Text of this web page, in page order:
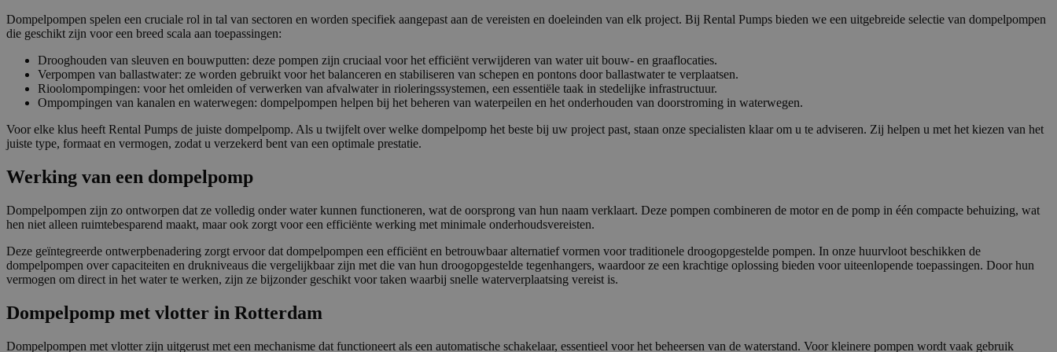
Dompelpompen spelen een cruciale rol in tal van sectoren en worden specifiek aangepast aan de vereisten en doeleinden van elk project. Bij Rental Pumps bieden we een uitgebreide selectie van dompelpompen
die geschikt zijn voor een breed scala aan toepassingen:
Drooghouden van sleuven en bouwputten: deze pompen zijn cruciaal voor het efficiënt verwijderen van water uit bouw- en graaflocaties.
Verpompen van ballastwater: ze worden gebruikt voor het balanceren en stabiliseren van schepen en pontons door ballastwater te verplaatsen.
Rioolompompingen: voor het omleiden of verwerken van afvalwater in rioleringssystemen, een essentiële taak in stedelijke infrastructuur.
Ompompingen van kanalen en waterwegen: dompelpompen helpen bij het beheren van waterpeilen en het onderhouden van doorstroming in waterwegen.
Voor elke klus heeft Rental Pumps de juiste dompelpomp. Als u twijfelt over welke dompelpomp het beste bij uw project past, staan onze specialisten klaar om u te adviseren. Zij helpen u met het kiezen van het
juiste type, formaat en vermogen, zodat u verzekerd bent van een optimale prestatie.
Werking van een dompelpomp
Dompelpompen zijn zo ontworpen dat ze volledig onder water kunnen functioneren, wat de oorsprong van hun naam verklaart. Deze pompen combineren de motor en de pomp in één compacte behuizing, wat
hen niet alleen ruimtebesparend maakt, maar ook zorgt voor een efficiënte werking met minimale onderhoudsvereisten.
Deze geïntegreerde ontwerpbenadering zorgt ervoor dat dompelpompen een efficiënt en betrouwbaar alternatief vormen voor traditionele droogopgestelde pompen. In onze huurvloot beschikken de
dompelpompen over capaciteiten en drukniveaus die vergelijkbaar zijn met die van hun droogopgestelde tegenhangers, waardoor ze een krachtige oplossing bieden voor uiteenlopende toepassingen. Door hun
vermogen om direct in het water te werken, zijn ze bijzonder geschikt voor taken waarbij snelle waterverplaatsing vereist is.
Dompelpomp met vlotter in Rotterdam
Dompelpompen met vlotter zijn uitgerust met een mechanisme dat functioneert als een automatische schakelaar, essentieel voor het beheersen van de waterstand. Voor kleinere pompen wordt vaak gebruik
www.rentalpumps.eu
taal. Dit is een identificator voor algemene doeleinden die
gegenereerd nummer, hoe het wordt gebruikt, kan specifiek
zijn voor de site, maar een goed voorbeeld is het behouden
van een ingelogde status voor een gebruiker tussen pagina's.
__cf_bm
Cloudflare Inc.
.linkedin.com
29 minuten
51 seconden
Deze cookie wordt gebruikt om onderscheid te maken
tussen mensen en bots. Dit is gunstig voor de website, om
hun website.
Naam
Aanbieder /
Domein
Vervaldatum Omschrijving
_ga_3GSTBZP51E .rentalpumps.eu
1 jaar 1
Deze cookie wordt gebruikt door Google Analytics om de
_ga_ZVQQH0XY8C
_clck
.rentalpumps.eu 1 jaar
Deze cookie wordt gebruikt om gebruikersinteracties en
Naam
Aanbieder /
Domein
Vervaldatum Omschrijving
Naam Aanbieder / Domein
fp_user_id
.rentalpumps.eu 1 jaar 1 maand